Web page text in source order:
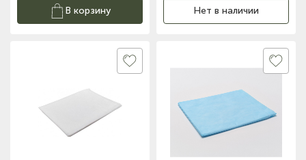
В корзину Нет в наличии